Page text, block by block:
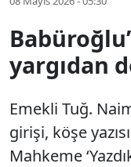
yargıdan
Emekli Tuğ.
girişi, köşe
Mahkeme